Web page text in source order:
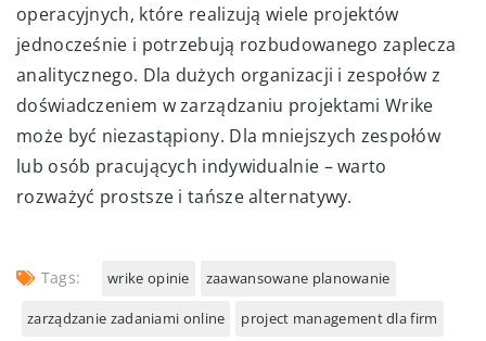
operacyjnych, które realizują wiele projektów
jednocześnie i potrzebują rozbudowanego zaplecza
analitycznego. Dla dużych organizacji i zespołów z
doświadczeniem w zarządzaniu projektami Wrike
może być niezastąpiony. Dla mniejszych zespołów
lub osób pracujących indywidualnie – warto
rozważyć prostsze i tańsze alternatywy.
Tags: wrike opinie zaawansowane planowanie
zarządzanie zadaniami online project management dla firm